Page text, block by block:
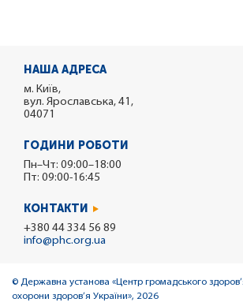
НАША АДРЕСА
м. Київ,
вул. Ярославська, 41,
04071
ГОДИНИ РОБОТИ
Пн–Чт: 09:00–18:00
Пт: 09:00-16:45
КОНТАКТИ
+380 44 334 56 89
info@phc.org.ua
© Державна установа «Центр громадського
охорони здоров’я України», 2026